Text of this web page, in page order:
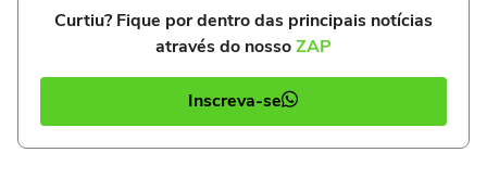
Curtiu? Fique por dentro das principais notícias
através do nossoZAP
Inscreva-se